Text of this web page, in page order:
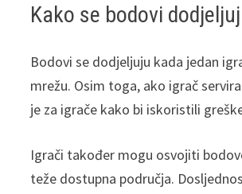
Kako se bodovi
Bodovi se dodjeljuju kada jedan
mrežu. Osim toga, ako igrač
je za igrače kako bi iskoristili
Igrači također mogu osvojiti
teže dostupna područja.